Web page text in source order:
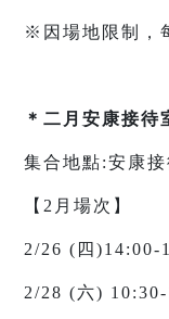
※因場地限制，
＊二月安康接待
集合地點:安康
【2月場次】
2/26 (四)14:00-
2/28 (六) 10:30-